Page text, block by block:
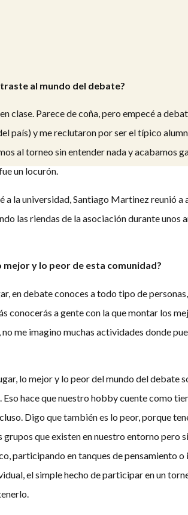
al mundo del debate?
clase. Parece de coña, pero empecé a
país) y me reclutaron por ser el típico
al torneo sin entender nada y acabamos
un locurón.
a la universidad, Santiago Martinez reunió
las riendas de la asociación durante unos
mejor y lo peor de esta comunidad?
en debate conoces a todo tipo de
conocerás a gente con la que montar los
me imagino muchas actividades donde
lo mejor y lo peor del mundo del debate
Eso hace que nuestro hobby cuente como
Digo que también es lo peor, porque
que existen en nuestro entorno pero
participando en tanques de pensamiento
el simple hecho de participar en un